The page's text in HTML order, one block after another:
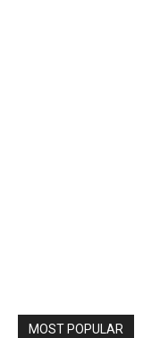
MOST POPULAR